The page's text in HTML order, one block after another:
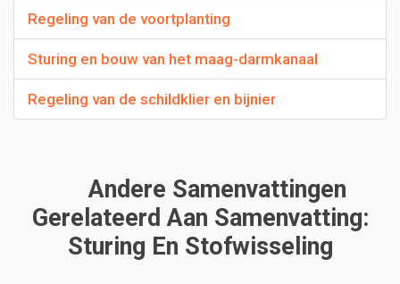
Regeling van de voortplanting
Sturing en bouw van het maag-darmkanaal
Regeling van de schildklier en bijnier
Andere Samenvattingen
Gerelateerd Aan Samenvatting:
Sturing En Stofwisseling